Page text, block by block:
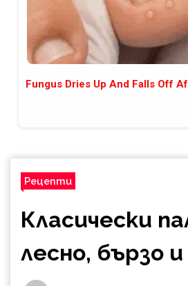
Fungus Dries Up And Falls Off
Рецепти
Класически
лесно, бързо и